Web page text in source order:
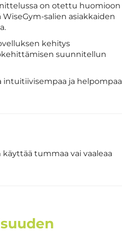
on otettu huomioon
salien asiakkaiden
kehitys
suunnitellun
intuitiivisempaa ja helpompaa
tummaa vai vaaleaa